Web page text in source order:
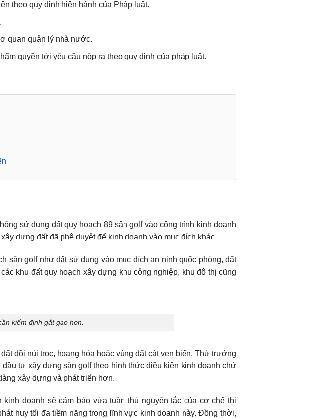
theo quy định hiện hành của Pháp luật.
quan quản lý nhà nước.
quyền tới yêu cầu nộp ra theo quy định của pháp luật.
sử dụng đất quy hoạch 89 sân golf vào công trình kinh doanh
dựng đất đã phê duyệt để kinh doanh vào mục đích khác.
sân golf như đất sử dụng vào mục đích an ninh quốc phòng, đất
khu đất quy hoạch xây dựng khu công nghiệp, khu đô thị cũng
kiểm định gắt gao hơn.
đồi núi trọc, hoang hóa hoặc vùng đất cát ven biển. Thứ trưởng
tư xây dựng sân golf theo hình thức điều kiện kinh doanh chứ
xây dựng và phát triển hơn.
doanh sẽ đảm bảo vừa tuân thủ nguyên tắc của cơ chế thị
huy tối đa tiềm năng trong lĩnh vực kinh doanh này. Đồng thời,